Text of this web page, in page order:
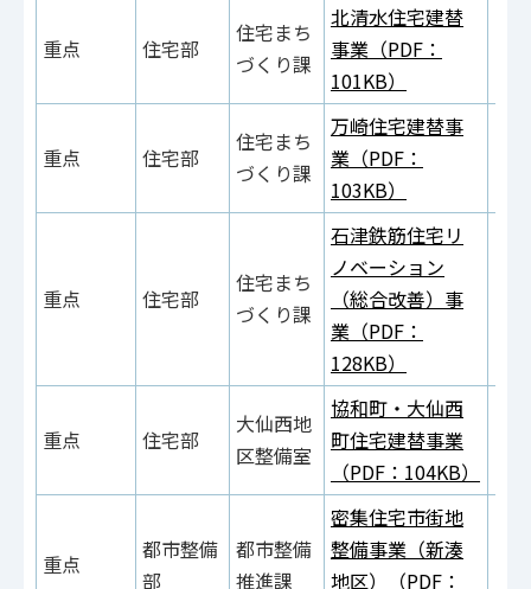
重点 住宅部
住宅まち
づくり課
北清水住宅建替
事業（PDF：
101KB）
重点 住宅部
住宅まち
づくり課
万崎住宅建替事
業（PDF：
103KB）
重点 住宅部
住宅まち
づくり課
石津鉄筋住宅リ
ノベーション
（総合改善）事
業（PDF：
128KB）
重点 住宅部
大仙西地
区整備室
協和町・大仙西
町住宅建替事業
（PDF：104KB）
重点
都市整備
部
都市整備
推進課
密集住宅市街地
整備事業（新湊
地区）（PDF：